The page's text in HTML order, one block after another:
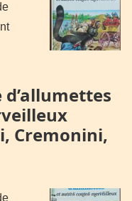
Cremonini,